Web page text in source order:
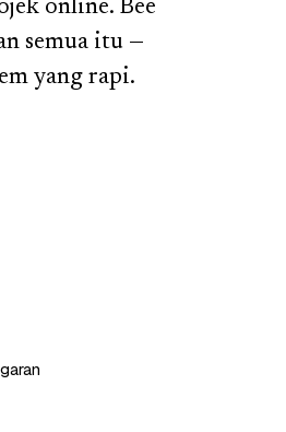
online. Bee
semua itu —
yang rapi.